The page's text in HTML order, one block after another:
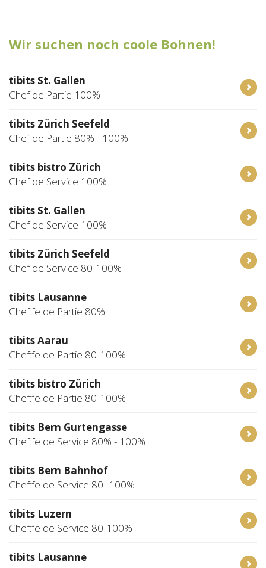
Login
Wir suchen noch coole Bohnen!
tibits St. Gallen
Chef de Partie 100%
tibits Zürich Seefeld
Chef de Partie 80% - 100%
tibits bistro Zürich
Chef de Service 100%
tibits St. Gallen
Chef de Service 100%
tibits Zürich Seefeld
Chef de Service 80-100%
tibits Lausanne
Chef:fe de Partie 80%
tibits Aarau
Chef:fe de Partie 80-100%
tibits bistro Zürich
Chef:fe de Partie 80-100%
tibits Bern Gurtengasse
Chef:fe de Service 80% - 100%
tibits Bern Bahnhof
Chef:fe de Service 80- 100%
tibits Luzern
Chef:fe de Service 80-100%
tibits Lausanne